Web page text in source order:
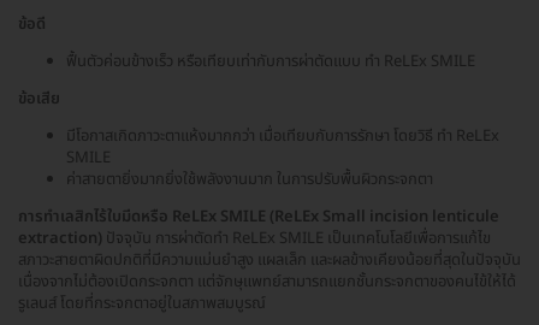
ข้อดี
ฟื้นตัวค่อนข้างเร็ว หรือเทียบเท่ากับการผ่าตัดแบบ ทำ ReLEx SMILE
ข้อเสีย
มีโอกาสเกิดภาวะตาแห้งมากกว่า เมื่อเทียบกับการรักษา โดยวิธี ทำ ReLEx
SMILE
ค่าสายตายิ่งมากยิ่งใช้พลังงานมาก ในการปรับพื้นผิวกระจกตา
การทำเลสิกไร้ใบมีดหรือ ReLEx SMILE (ReLEx Small incision lenticule
extraction) ปัจจุบัน การผ่าตัดทำ ReLEx SMILE เป็นเทคโนโลยีเพื่อการแก้ไข
สภาวะสายตาผิดปกติที่มีความแม่นยำสูง แผลเล็ก และผลข้างเคียงน้อยที่สุดในปัจจุบัน
เนื่องจากไม่ต้องเปิดกระจกตา แต่จักษุแพทย์สามารถแยกชั้นกระจกตาของคนไข้ให้ได้
รูเลนส์ โดยที่กระจกตาอยู่ในสภาพสมบูรณ์